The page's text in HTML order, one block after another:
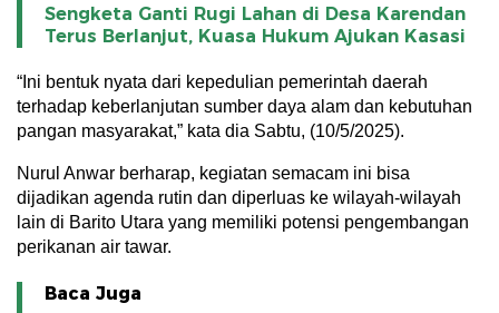
Sengketa Ganti Rugi Lahan di Desa Karendan
Terus Berlanjut, Kuasa Hukum Ajukan Kasasi
“Ini bentuk nyata dari kepedulian pemerintah daerah
terhadap keberlanjutan sumber daya alam dan kebutuhan
pangan masyarakat,” kata dia Sabtu, (10/5/2025).
Nurul Anwar berharap, kegiatan semacam ini bisa
dijadikan agenda rutin dan diperluas ke wilayah-wilayah
lain di Barito Utara yang memiliki potensi pengembangan
perikanan air tawar.
Baca Juga